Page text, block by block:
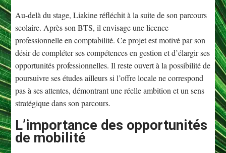
Au-delà du stage, Liakine réfléchit à la suite de son parcours
scolaire. Après son BTS, il envisage une licence
professionnelle en comptabilité. Ce projet est motivé par son
désir de compléter ses compétences en gestion et d’élargir ses
opportunités professionnelles. Il reste ouvert à la possibilité de
poursuivre ses études ailleurs si l’offre locale ne correspond
pas à ses attentes, démontrant une réelle ambition et un sens
stratégique dans son parcours.
L’importance des opportunités
de mobilité